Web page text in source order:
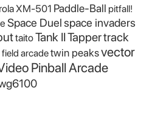
XM-501 Paddle-Ball pitfall!
Space Duelspace invaders
taitoTank IITappertrack
arcadetwin peaksvector
Pinball Arcade